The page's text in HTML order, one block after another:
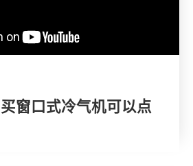
买窗口式冷气机可以点